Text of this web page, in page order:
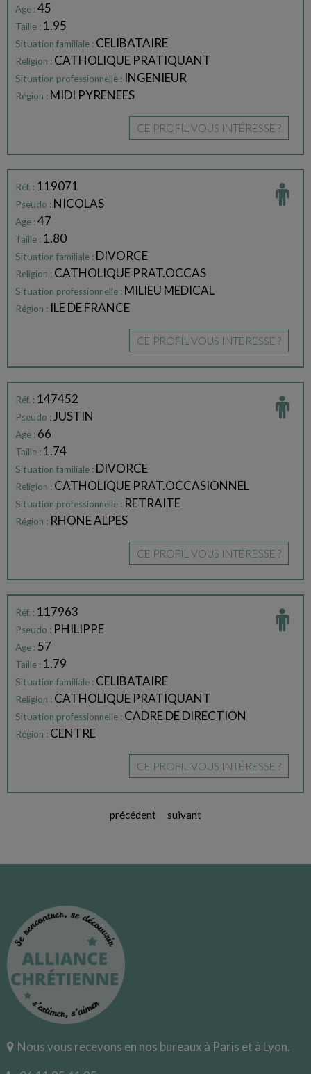
Age :45
Taille : 1.95
Situation familiale : CELIBATAIRE
Religion : CATHOLIQUE PRATIQUANT
Situation professionnelle : INGENIEUR
Région : MIDI PYRENEES
CE PROFIL VOUS INTÉRESSE ?
Réf. : 119071
Pseudo : NICOLAS
Age :47
Taille : 1.80
Situation familiale : DIVORCE
Religion : CATHOLIQUE PRAT.OCCAS
Situation professionnelle : MILIEU MEDICAL
Région : ILE DE FRANCE
CE PROFIL VOUS INTÉRESSE ?
Réf. : 147452
Pseudo : JUSTIN
Age : 66
Taille : 1.74
Situation familiale : DIVORCE
Religion : CATHOLIQUE PRAT.OCCASIONNEL
Situation professionnelle : RETRAITE
Région : RHONE ALPES
CE PROFIL VOUS INTÉRESSE ?
Réf. : 117963
Pseudo : PHILIPPE
Age : 57
Taille : 1.79
Situation familiale : CELIBATAIRE
Religion : CATHOLIQUE PRATIQUANT
Situation professionnelle : CADRE DE DIRECTION
Région : CENTRE
CE PROFIL VOUS INTÉRESSE ?
précédent suivant
Nous vous recevons en nos bureaux à Paris et à Lyon.